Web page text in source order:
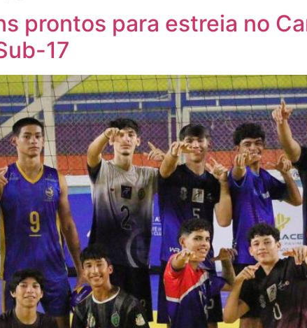
prontos para estreia no
17